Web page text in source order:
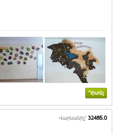
Դիտել
Վարկանիշ՝ 32485.0